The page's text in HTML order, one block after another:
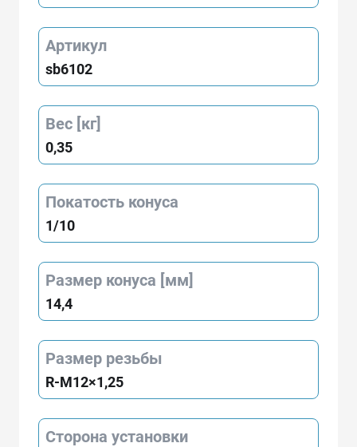
Артикул
sb6102
Вес [кг]
0,35
Покатость конуса
1/10
Размер конуса [мм]
14,4
Размер резьбы
R-M12×1,25
Сторона установки